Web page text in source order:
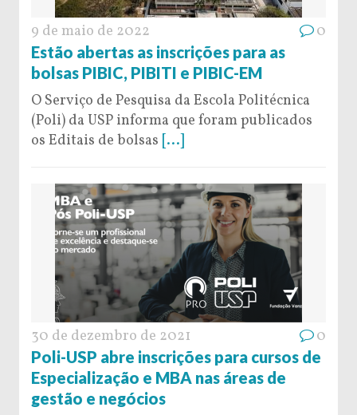
9 de maio de 2022 0
Estão abertas as inscrições para as
bolsas PIBIC, PIBITI e PIBIC-EM
O Serviço de Pesquisa da Escola Politécnica
(Poli) da USP informa que foram publicados
os Editais de bolsas [...]
30 de dezembro de 2021 0
Poli-USP abre inscrições para cursos de
Especialização e MBA nas áreas de
gestão e negócios